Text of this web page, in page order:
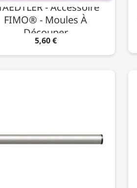
- Accessoire
FIMO® - Moules À
Découper
5,60 €